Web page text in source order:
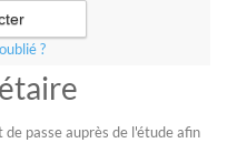
?
passe auprès de l'étude afin